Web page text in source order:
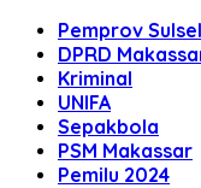
Pemprov Sulsel
DPRD
Kriminal
UNIFA
Sepakbola
PSM Makassar
Pemilu 2024